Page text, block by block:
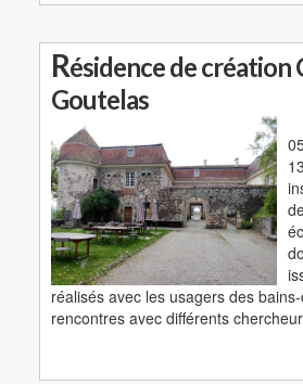
Résidence de création
Goutelas
réalisés avec les usagers des
rencontres avec différents